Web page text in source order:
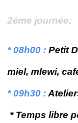
2éme journée:
* 08h00 : Petit
miel, mlewi,
* 09h30 :
* Temps libre